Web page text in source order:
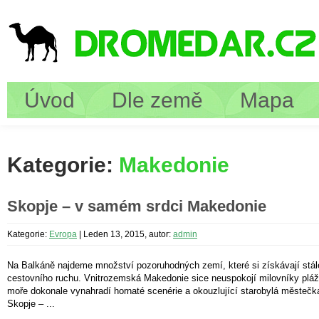
Úvod Dle země Mapa
Kategorie: Makedonie
Skopje – v samém srdci Makedonie
Kategorie: Evropa Leden 13, 2015, autor: admin
Na Balkáně najdeme množství pozoruhodných zemí, které si získávají
cestovního ruchu. Vnitrozemská Makedonie sice neuspokojí milovníky
moře dokonale vynahradí hornaté scenérie a okouzlující starobylá
Skopje – ...